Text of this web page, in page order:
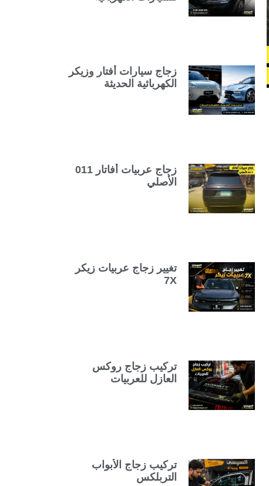
زجاج سيارات أفتار وزيكر
الكهربائية الحديثة
زجاج عربيات أفاتار 011
الأصلي
تغيير زجاج عربيات زيكر
7X
تركيب زجاج روكس
العازل للعربيات
تركيب زجاج الأبواب
التربلكس